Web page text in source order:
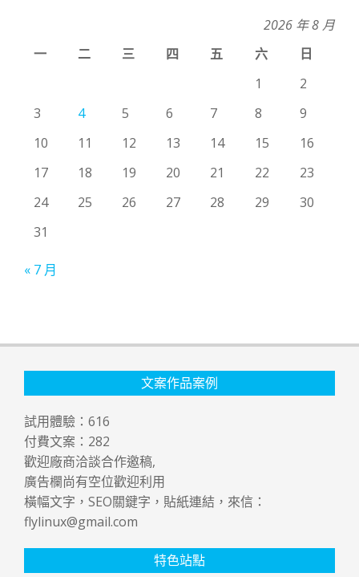
2026 年 8 月
一
二 三 四 五 六
日
1
2
3
4 5 6 7 8
9
10
11 12 13 14 15
16
17
18 19 20 21 22
23
24
25 26 27 28 29
30
31
« 7 月
文案作品案例
試用體驗： 616
付費文案： 282
歡迎廠商洽談合作邀稿,
廣告欄尚有空位歡迎利用
橫幅文字，SEO關鍵字，貼紙連結，來信：
flylinux@gmail.com
特色站點